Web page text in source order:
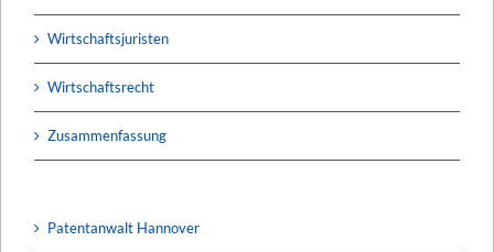
Wirtschaftsjuristen
Wirtschaftsrecht
Zusammenfassung
Patentanwalt Hannover